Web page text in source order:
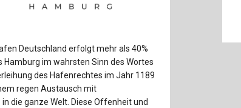
Baustoffe
Betonbau
Brückenbau
Deutschland erfolgt mehr als 40%
im wahrsten Sinn des Wortes
des Hafenrechtes im Jahr 1189
regen Austausch mit
die ganze Welt. Diese Offenheit und